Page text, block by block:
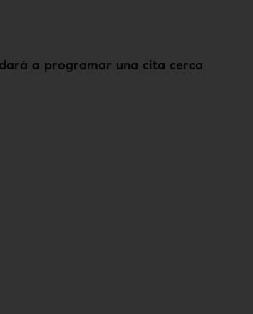
a programar una cita cerca